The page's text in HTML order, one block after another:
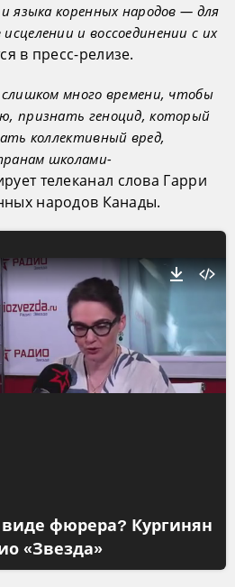
языка коренных народов — для
и воссоединении с их
в пресс-релизе.
слишком много времени, чтобы
признать геноцид, который
коллективный вред,
школами-
телеканал слова Гарри
народов Канады.
виде фюрера? Кургинян
«Звезда»